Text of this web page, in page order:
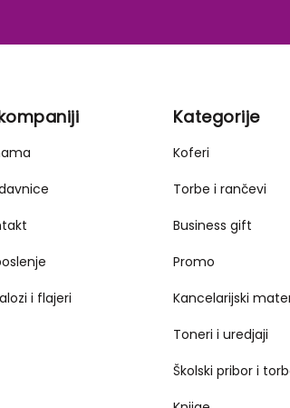
i flajeri
Kategorije
Koferi
Torbe i rančevi
Business gift
Promo
Kancelarijski
Toneri i uredjaji
Školski pribor i